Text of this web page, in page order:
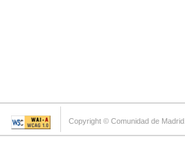
Copyright © Comunidad de Madrid.